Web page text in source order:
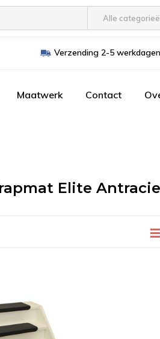
Alle
Verzending 2-5
Maatwerk Contact
Elite